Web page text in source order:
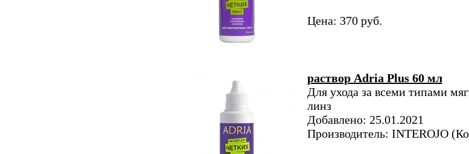
Цена: 370 руб.
раствор Adria Plus 60 мл
Для ухода за всеми типами
линз
Добавлено: 25.01.2021
Производитель: INTEROJO